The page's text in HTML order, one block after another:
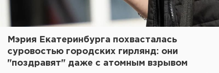
Мэрия Екатеринбурга похвасталась
суровостью городских гирлянд: они
"поздравят" даже с атомным взрывом